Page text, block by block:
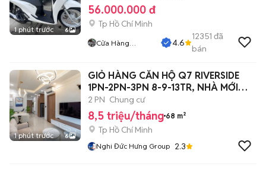
1 phút trước 6
56.000.000 đ
Tp Hồ Chí Minh
Cửa Hàng
4.6
12351 đã
bán
1 phút trước 6
GIỎ HÀNG CĂN HỘ Q7 RIVERSIDE
1PN-2PN-3PN 8-9-13TR, NHÀ MỚI
ĐẸP
2 PN Chung cư
8,5 triệu/tháng 68 m²
Tp Hồ Chí Minh
Nghi Đức Hưng Group 2.3